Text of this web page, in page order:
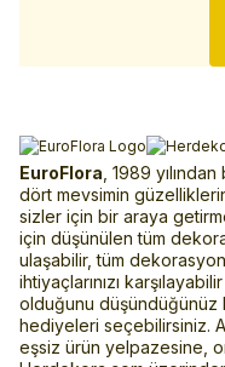
EuroFlora , 1989
dört mevsimin
sizler için bir araya
için düşünülen tüm
ulaşabilir, tüm
ihtiyaçlarınızı
olduğunu düşündüğünüz
hediyeleri seçebilirsiniz.
eşsiz ürün yelpazesine,